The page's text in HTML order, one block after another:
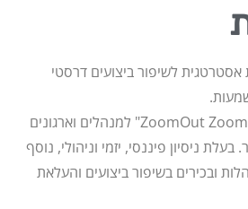
אסטרטגית לשיפור ביצועים דרסטי
מפתחת מתודולוגיית "ZoomOut ZoomIn" למנהלים וארגונים
בעלת ניסיון פיננסי, יזמי וניהולי, נוסף
ובכירים בשיפור ביצועים והעלאת